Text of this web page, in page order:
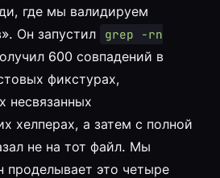
где мы валидируем
Он запустил
grep -rn
600 совпадений в
фикстурах,
несвязанных
хелперах, а затем с полной
не на тот файл. Мы
проделывает это четыре